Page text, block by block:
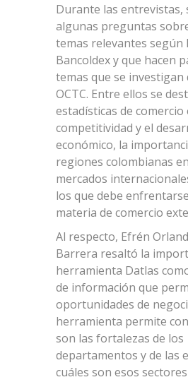
Durante las entrevistas,
algunas preguntas
temas relevantes según
Bancoldex y que hacen
temas que se investigan
OCTC. Entre ellos se
estadísticas de
competitividad y el
económico, la
regiones colombianas
mercados
los que debe
materia de comercio
Al respecto, Efrén
Barrera resaltó la
herramienta Datlas
de información que
oportunidades de
herramienta permite
son las fortalezas de los
departamentos y de las
cuáles son esos